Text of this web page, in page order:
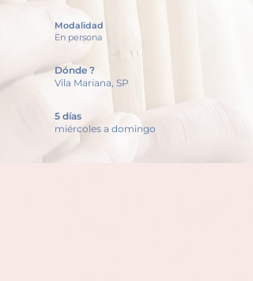
Modalidad
En persona
Dónde ?
Vila Mariana, SP
5 días
miércoles a domingo